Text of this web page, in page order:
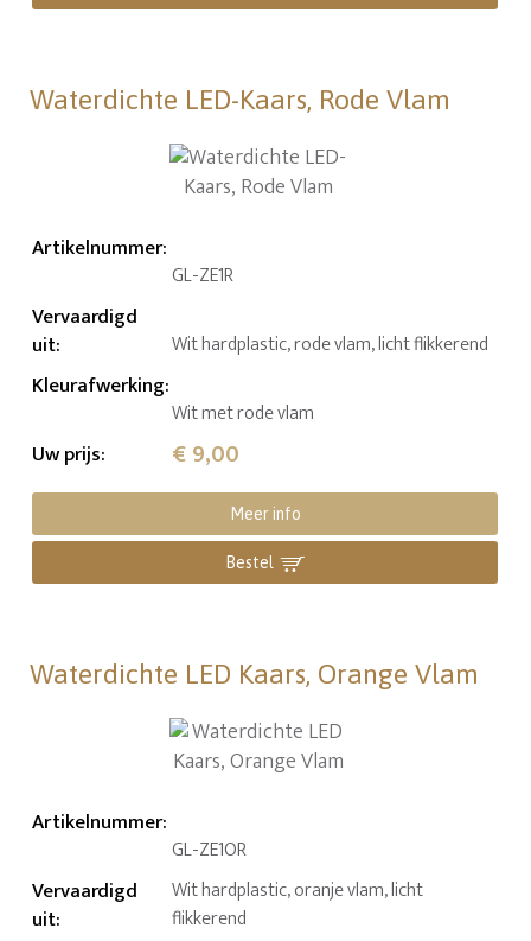
Waterdichte LED-Kaars, Rode Vlam
Artikelnummer:
GL-ZE1R
Vervaardigd
uit: Wit hardplastic, rode vlam, licht flikkerend
Kleurafwerking:
Wit met rode vlam
Uw prijs: € 9,00
Meer info
Bestel
Waterdichte LED Kaars, Orange Vlam
Artikelnummer:
GL-ZE1OR
Vervaardigd
uit:
Wit hardplastic, oranje vlam, licht
flikkerend